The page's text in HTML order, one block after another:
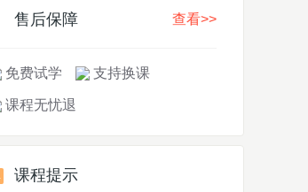
售后保障 查看>>
免费试学 支持换课
课程无忧退
课程提示